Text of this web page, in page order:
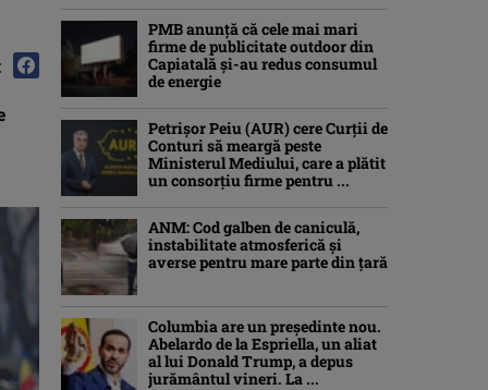
PMB anunță că cele mai mari
firme de publicitate outdoor din
Capiatală și-au redus consumul
de energie
Petrişor Peiu (AUR) cere Curții de
Conturi să meargă peste
Ministerul Mediului, care a plătit
un consorţiu firme pentru ...
ANM: Cod galben de caniculă,
instabilitate atmosferică și
averse pentru mare parte din țară
Columbia are un președinte nou.
Abelardo de la Espriella, un aliat
al lui Donald Trump, a depus
jurământul vineri. La ...